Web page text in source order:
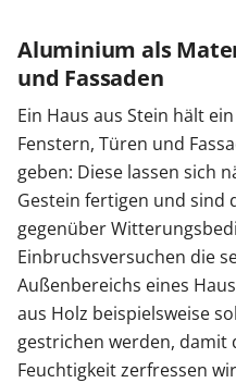
Kontakt / Hilfe
Aluminium als
und Fassaden
Ein Haus aus Stein hält
Fenstern, Türen und
geben: Diese lassen sich
Gestein fertigen und sind
gegenüber
Einbruchsversuchen die
Außenbereichs eines
aus Holz beispielsweise
gestrichen werden, damit
Feuchtigkeit zerfressen